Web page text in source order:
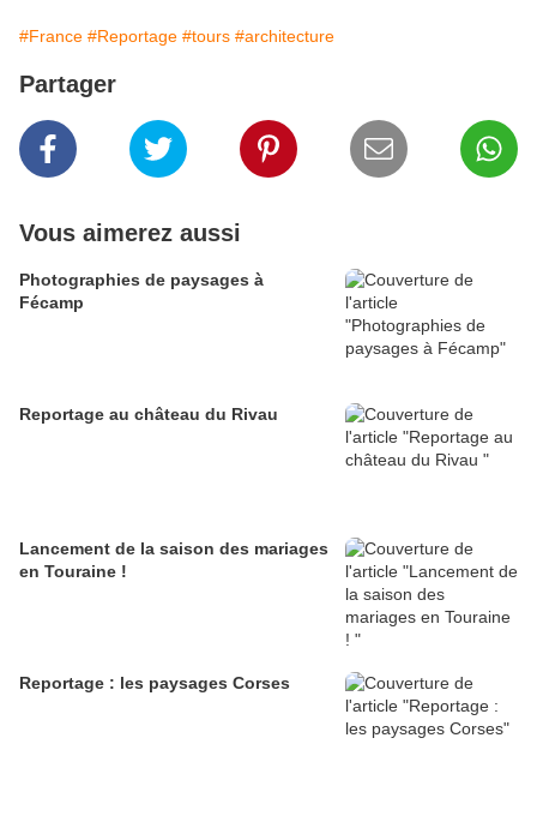
#France #Reportage #tours #architecture
Partager
Vous aimerez aussi
Photographies de paysages à
Fécamp
Reportage au château du Rivau
Lancement de la saison des mariages
en Touraine !
Reportage : les paysages Corses